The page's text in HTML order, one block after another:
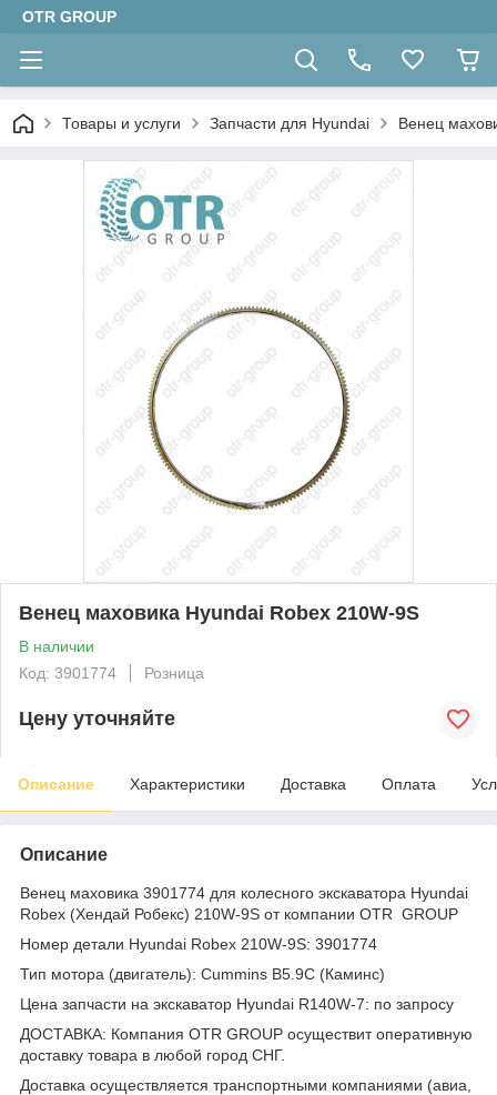
OTR GROUP
Товары и услуги Запчасти для Hyundai Венец
Венец маховика Hyundai Robex 210W-9S
В наличии
Код: 3901774
Розница
Цену уточняйте
Описание Характеристики Доставка Оплата
Описание
Венец маховика 3901774 для колесного экскаватора Hyundai
Robex (Хендай Робекс) 210W-9S от компании OTR GROUP
Номер детали Hyundai Robex 210W-9S: 3901774
Тип мотора (двигатель): Cummins B5.9С (Каминс)
Цена запчасти на экскаватор Hyundai R140W-7: по запросу
ДОСТАВКА: Компания OTR GROUP осуществит оперативную
доставку товара в любой город СНГ.
Доставка осуществляется транспортными компаниями (авиа,